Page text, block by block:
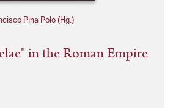
Pina Polo (Hg.)
in the Roman Empire